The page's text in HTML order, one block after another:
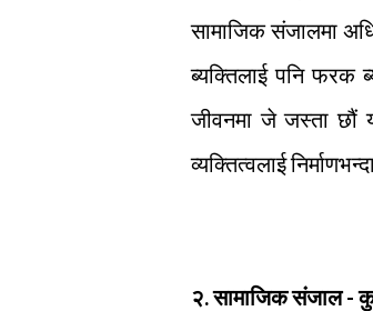
सामाजिक संजालमा
ब्यक्तिलाई पनि फरक
जीवनमा जे जस्ता छौं
व्यक्तित्वलाई
२. सामाजिक संजाल -